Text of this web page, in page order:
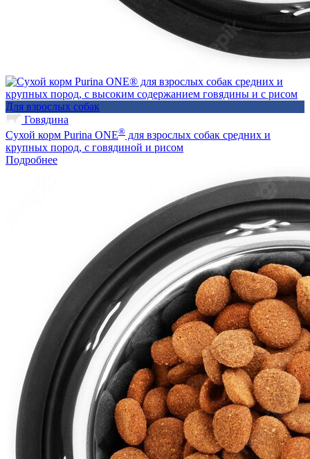
Для взрослых собак
Говядина
Сухой корм Purina ONE® для взрослых собак средних и
крупных пород, с говядиной и рисом
Подробнее